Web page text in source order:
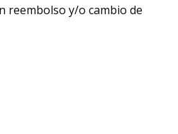
reembolso y/o cambio de